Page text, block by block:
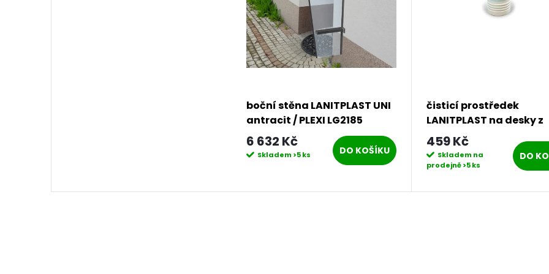
boční stěna LANITPLAST UNI
antracit / PLEXI LG2185
6 632 Kč
Skladem>5 ks DO KOŠÍKU
čisticí prostředek
LANITPLAST na desky z
polykarbonátu
459 Kč
Skladem na
prodejně>5 ks
DO